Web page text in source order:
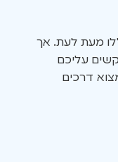
מעת לעת. אך
עליכם
דרכים